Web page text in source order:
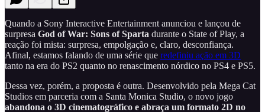
Quando a Sony Interactive Entertainment anunciou e lançou de
surpresa God of War: Sons of Sparta durante o State of Play, a
reação foi mista: surpresa, empolgação e, claro, desconfiança.
Afinal, estamos falando de uma série que redefiniu ação em 3D
tanto na era do PS2 quanto no renascimento nórdico no PS4 e PS5.
Dessa vez, porém, a proposta é outra. Desenvolvido pela Mega Cat
Studios em parceria com a Santa Monica Studio, o novo jogo
abandona o 3D cinematográfico e abraça um formato 2D no